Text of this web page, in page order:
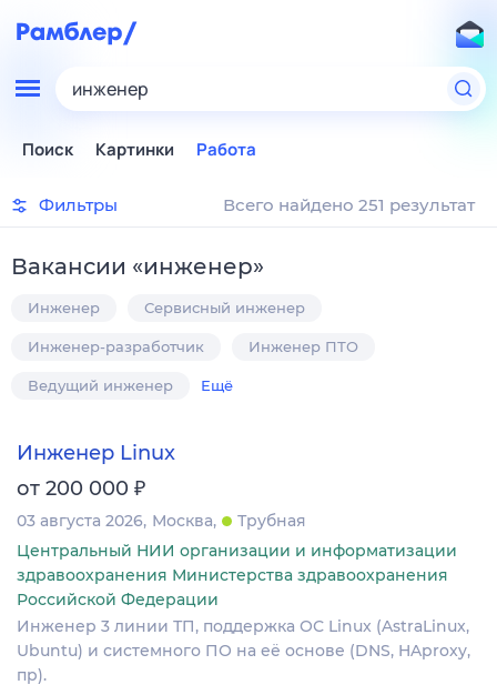
инженер
Поиск Картинки Работа
Фильтры Всего найдено 251 результат
Вакансии «инженер»
Инженер Сервисный инженер
Инженер-разработчик Инженер ПТО
Ведущий инженер Ещё
Инженер Linux
от 200 000 ₽
03 августа 2026 Москва
Трубная
Центральный НИИ организации и информатизации
здравоохранения Министерства здравоохранения
Российской Федерации
Инженер 3 линии ТП, поддержка ОС Linux (AstraLinux,
Ubuntu) и системного ПО на её основе (DNS, HAproxy,
пр).